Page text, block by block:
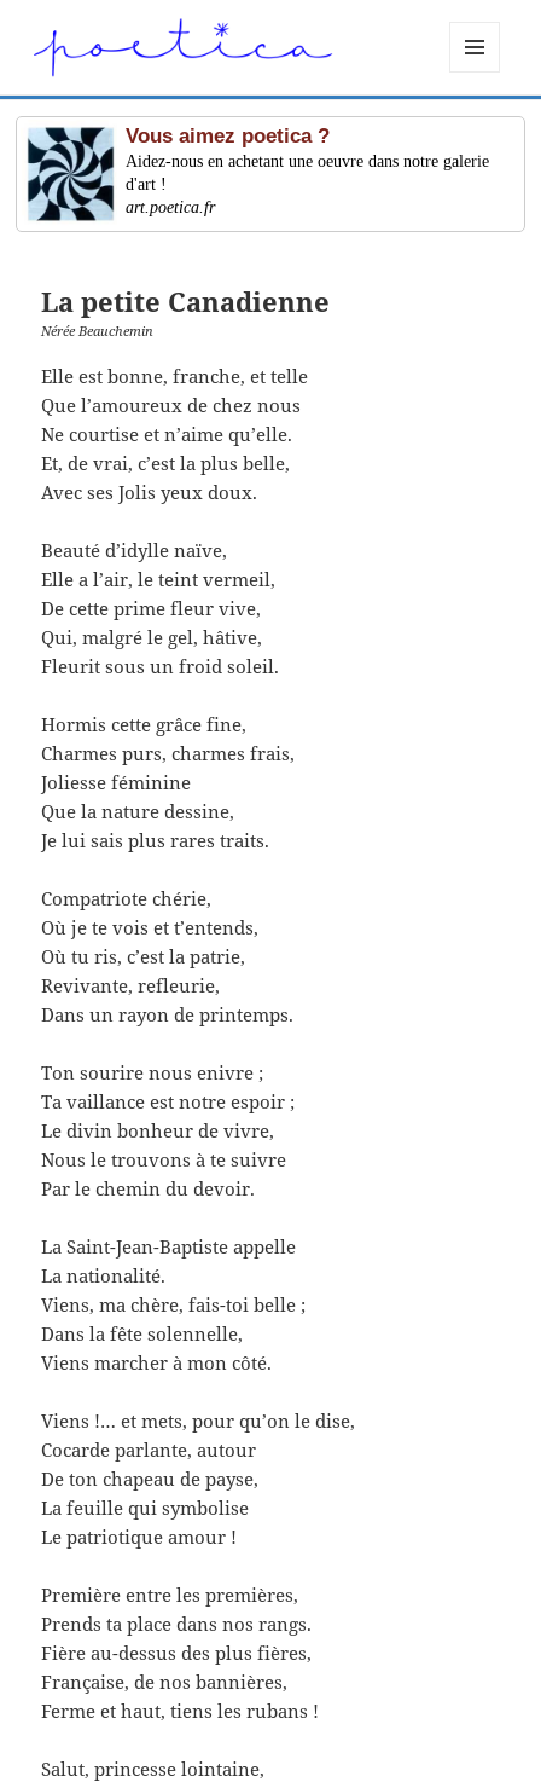
ET
WIDGETS
Vous aimez poetica ?
Aidez-nous en achetant une oeuvre dans notre galerie
d'art !
art.poetica.fr
La petite Canadienne
Nérée Beauchemin
Elle est bonne, franche, et telle
Que l’amoureux de chez nous
Ne courtise et n’aime qu’elle.
Et, de vrai, c’est la plus belle,
Avec ses Jolis yeux doux.
Beauté d’idylle naïve,
Elle a l’air, le teint vermeil,
De cette prime fleur vive,
Qui, malgré le gel, hâtive,
Fleurit sous un froid soleil.
Hormis cette grâce fine,
Charmes purs, charmes frais,
Joliesse féminine
Que la nature dessine,
Je lui sais plus rares traits.
Compatriote chérie,
Où je te vois et t’entends,
Où tu ris, c’est la patrie,
Revivante, refleurie,
Dans un rayon de printemps.
Ton sourire nous enivre ;
Ta vaillance est notre espoir ;
Le divin bonheur de vivre,
Nous le trouvons à te suivre
Par le chemin du devoir.
La Saint-Jean-Baptiste appelle
La nationalité.
Viens, ma chère, fais-toi belle ;
Dans la fête solennelle,
Viens marcher à mon côté.
Viens !… et mets, pour qu’on le dise,
Cocarde parlante, autour
De ton chapeau de payse,
La feuille qui symbolise
Le patriotique amour !
Première entre les premières,
Prends ta place dans nos rangs.
Fière au-dessus des plus fières,
Française, de nos bannières,
Ferme et haut, tiens les rubans !
Salut, princesse lointaine,